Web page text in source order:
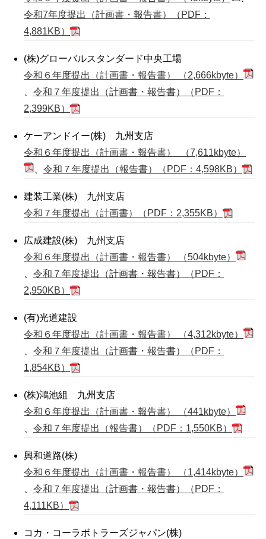
令和7年度提出（計画書・報告書）（PDF：
4,881KB）
(株)グローバルスタンダード中央工場
令和６年度提出（計画書・報告書） （2,666kbyte）
令和７年度提出（計画書・報告書）（PDF：
2,399KB）
ケーアンドイー(株) 九州支店
令和６年度提出（計画書・報告書） （7,611kbyte）
令和７年度提出（報告書）（PDF：4,598KB）
建装工業(株) 九州支店
令和７年度提出（計画書）（PDF：2,355KB）
広成建設(株) 九州支店
令和６年度提出（計画書・報告書） （504kbyte）
令和７年度提出（計画書・報告書）（PDF：
2,950KB）
(有)光道建設
令和６年度提出（計画書・報告書） （4,312kbyte）
令和７年度提出（計画書・報告書）（PDF：
1,854KB）
(株)鴻池組 九州支店
令和６年度提出（計画書・報告書） （441kbyte）
令和７年度提出（報告書）（PDF：1,550KB）
興和道路(株)
令和６年度提出（計画書・報告書） （1,414kbyte）
令和７年度提出（計画書・報告書）（PDF：
4,111KB）
コカ・コーラボトラーズジャパン(株)